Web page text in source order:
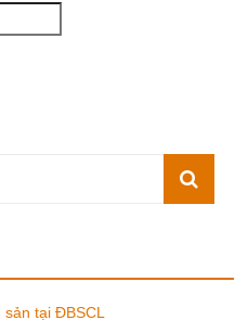
tại ĐBSCL